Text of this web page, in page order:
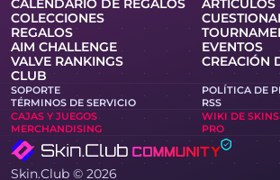
CALENDARIO DE REGALOS
ARTÍCULOS
COLECCIONES
REGALOS
AIM CHALLENGE
EVENTOS
VALVE RANKINGS
CREACIÓN
CLUB
SOPORTE
POLÍTICA DE
TÉRMINOS DE SERVICIO
RSS
CAJAS Y JUEGOS
WIKI DE SKINS
MERCHANDISING
PRO
Skin.Club © 2026